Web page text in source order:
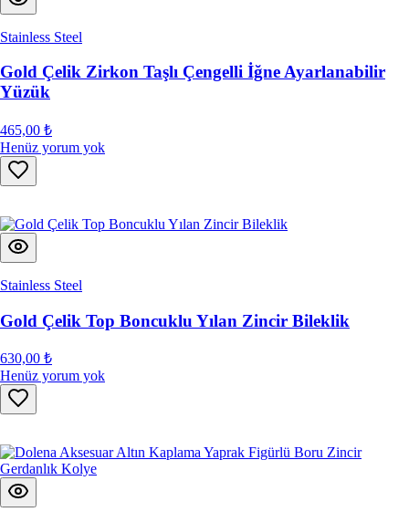
Stainless Steel
Gold Çelik Zirkon Taşlı Çengelli İğne Ayarlanabilir
Yüzük
465,00 ₺
Henüz yorum yok
Stainless Steel
Gold Çelik Top Boncuklu Yılan Zincir Bileklik
630,00 ₺
Henüz yorum yok